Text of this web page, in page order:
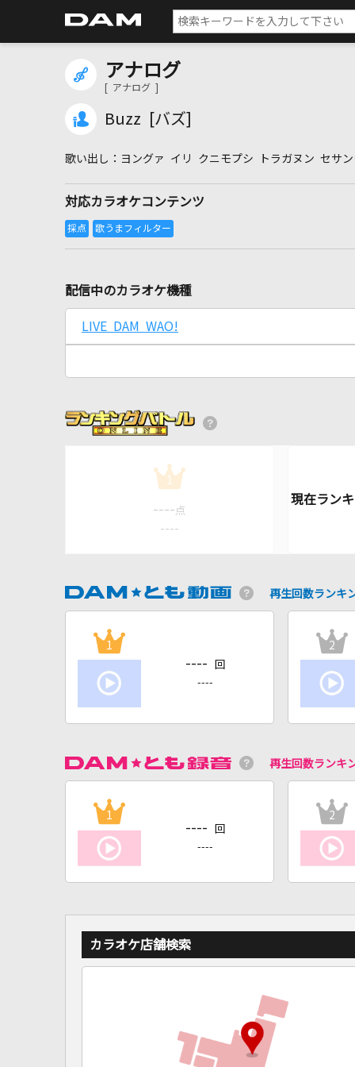
アナログ
[ アナログ ]
Buzz [バズ]
ヨングァ イリ クニモプシ トラガヌン セサン
対応カラオケコンテンツ
配信中のカラオケ機種
LIVE DAM WAO!
1
---- 点
----
再生回数ランキ
1
---- 回
----
2
再生回数ランキ
1
---- 回
----
2
カラオケ店舗検索